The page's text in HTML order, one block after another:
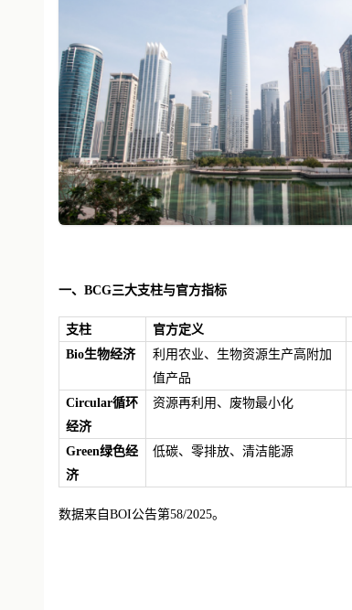
一、 BCG三大支柱与官方指标
支柱 官方定义
Bio生物经济
利用农业、生物资源生产高附加
值产品
Circular循环
经济
资源再利用、废物最小化
Green绿色经
济
低碳、零排放、清洁能源
数据来自 BOI公告第58/2025。